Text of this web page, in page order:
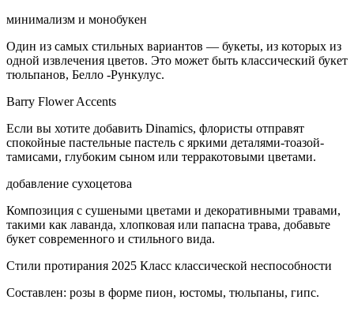
минимализм и монобукен
Один из самых стильных вариантов — букеты, из которых из
одной извлечения цветов. Это может быть классический букет
тюльпанов, Белло -Рункулус.
Barry Flower Accents
Если вы хотите добавить Dinamics, флористы отправят
спокойные пастельные пастель с яркими деталями-тоазой-
тамисами, глубоким сыном или терракотовыми цветами.
добавление сухоцетова
Композиция с сушеными цветами и декоративными травами,
такими как лаванда, хлопковая или папасна трава, добавьте
букет современного и стильного вида.
Стили протирания 2025 Класс классической неспособности
Составлен: розы в форме пион, юстомы, тюльпаны, гипс.